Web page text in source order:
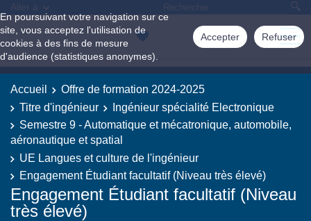
En poursuivant votre navigation sur ce
site, vous acceptez l'utilisation de
cookies à des fins de mesure
d'audience (statistiques anonymes).
Accepter Refuser
Aller à
Accueil
Offre de formation 2024-2025
Titre d'ingénieur
Ingénieur spécialité Electronique
Semestre 9 - Automatique et mécatronique, automobile,
aéronautique et spatial
UE Langues et culture de l'ingénieur
Engagement Étudiant facultatif (Niveau très élevé)
Engagement Étudiant facultatif (Niveau
très élevé)